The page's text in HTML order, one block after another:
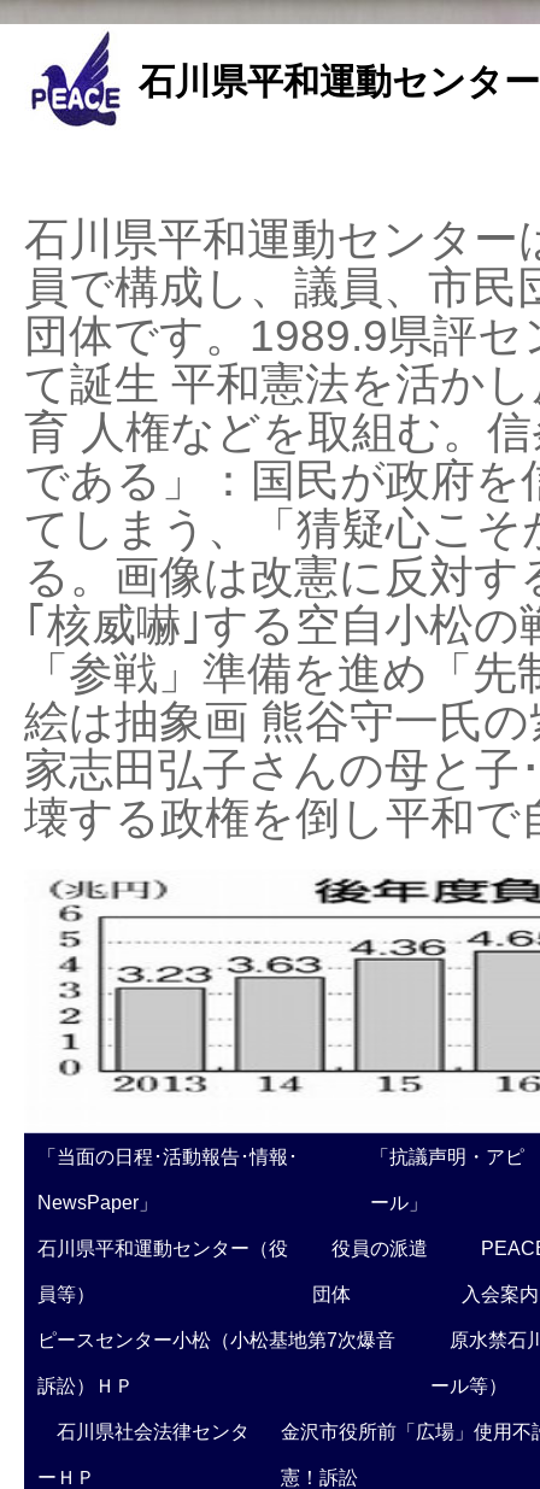
石川県平和運動センタ
石川県平和運動センタ
員で構成し、議員、市
団体です。1989.9県評
て誕生 平和憲法を活か
育 人権などを取組む。
である」：国民が政府
てしまう、「猜疑心こ
る。画像は改憲に反対
｢核威嚇｣する空自小松
「参戦」準備を進め「
絵は抽象画 熊谷守一氏
家志田弘子さんの母と子
壊する政権を倒し平和
「当面の日程･活動報告･情報･
NewsPaper」
「抗議声明・アピ
ール」
石川県平和運動センター（役
員等）
役員の派遣
団体 入会案内
ピースセンター小松（小松基地第7次爆音
訴訟）ＨＰ
原水禁石
ール等）
石川県社会法律センタ
ーＨＰ
金沢市役所前「広場」使用不
憲！訴訟